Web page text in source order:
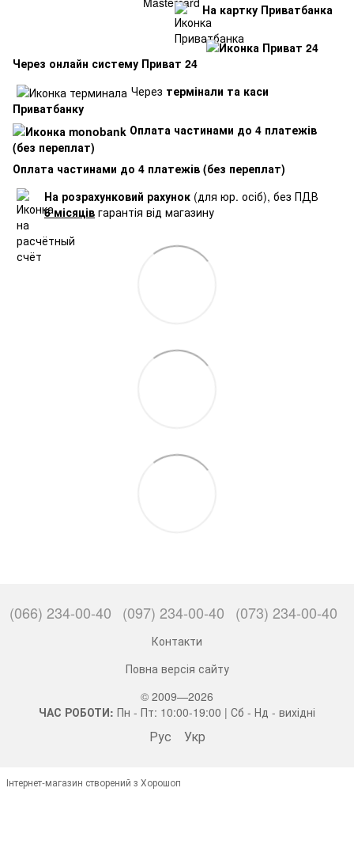
На картку Приватбанка
Через онлайн систему Приват 24
Через термінали та каси
Приватбанку
Оплата частинами до 4 платежів
(без переплат)
Оплата частинами до 4 платежів (без переплат)
На розрахунковий рахунок (для юр. осіб), без ПДВ
6 місяців гарантія від магазину
(066) 234-00-40 (097) 234-00-40 (073) 234-00-40
Контакти
Повна версія сайту
© 2009—2026
ЧАС РОБОТИ: Пн - Пт: 10:00-19:00 | Сб - Нд - вихідні
Рус Укр
Інтернет-магазин створений з Хорошоп